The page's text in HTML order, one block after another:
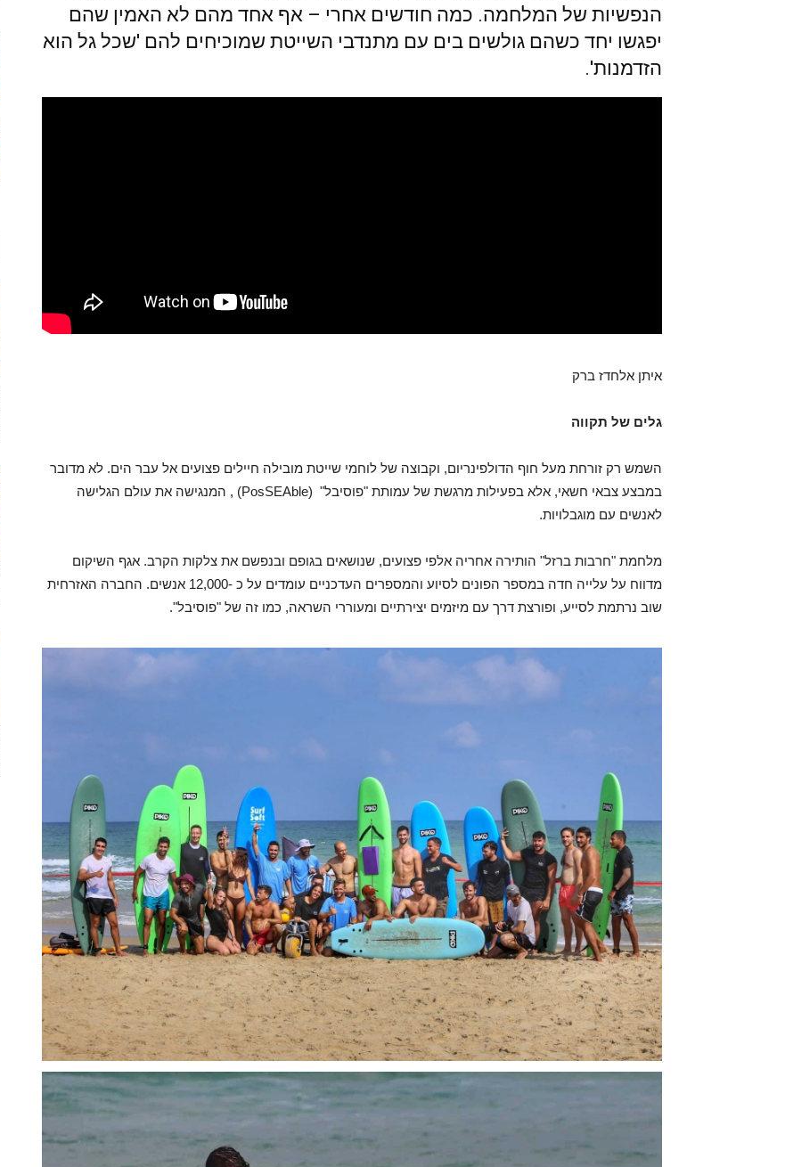
הנפשיות של המלחמה. כמה חודשים אחרי – אף אחד מהם לא האמין שהם
יפגשו יחד כשהם גולשים בים עם מתנדבי השייטת שמוכיחים להם 'שכל גל הוא
הזדמנות'.
איתן אלחדז ברק
גלים של תקווה
השמש רק זורחת מעל חוף הדולפינריום, וקבוצה של לוחמי שייטת מובילה חיילים פצועים אל עבר הים. לא מדובר
במבצע צבאי חשאי, אלא בפעילות מרגשת של עמותת "פוסיבל" (PosSEAble) , המנגישה את עולם הגלישה
לאנשים עם מוגבלויות.
מלחמת "חרבות ברזל" הותירה אחריה אלפי פצועים, שנושאים בגופם ובנפשם את צלקות הקרב. אגף השיקום
מדווח על עלייה חדה במספר הפונים לסיוע והמספרים העדכניים עומדים על כ -12,000 אנשים. החברה האזרחית
שוב נרתמת לסייע, ופורצת דרך עם מיזמים יצירתיים ומעוררי השראה, כמו זה של "פוסיבל".